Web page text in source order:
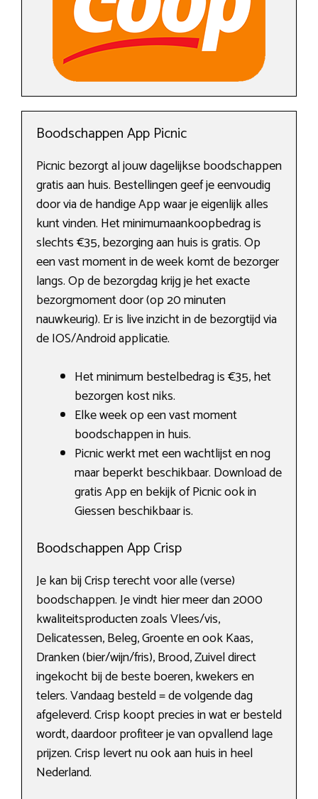
Boodschappen App Picnic
Picnic bezorgt al jouw dagelijkse boodschappen
gratis aan huis. Bestellingen geef je eenvoudig
door via de handige App waar je eigenlijk alles
kunt vinden. Het minimumaankoopbedrag is
slechts €35, bezorging aan huis is gratis. Op
een vast moment in de week komt de bezorger
langs. Op de bezorgdag krijg je het exacte
bezorgmoment door (op 20 minuten
nauwkeurig). Er is live inzicht in de bezorgtijd via
de IOS/Android applicatie.
Het minimum bestelbedrag is €35, het
bezorgen kost niks.
Elke week op een vast moment
boodschappen in huis.
Picnic werkt met een wachtlijst en nog
maar beperkt beschikbaar. Download de
gratis App en bekijk of Picnic ook in
Giessen beschikbaar is.
Boodschappen App Crisp
Je kan bij Crisp terecht voor alle (verse)
boodschappen. Je vindt hier meer dan 2000
kwaliteitsproducten zoals Vlees/vis,
Delicatessen, Beleg, Groente en ook Kaas,
Dranken (bier/wijn/fris), Brood, Zuivel direct
ingekocht bij de beste boeren, kwekers en
telers. Vandaag besteld = de volgende dag
afgeleverd. Crisp koopt precies in wat er besteld
wordt, daardoor profiteer je van opvallend lage
prijzen. Crisp levert nu ook aan huis in heel
Nederland.